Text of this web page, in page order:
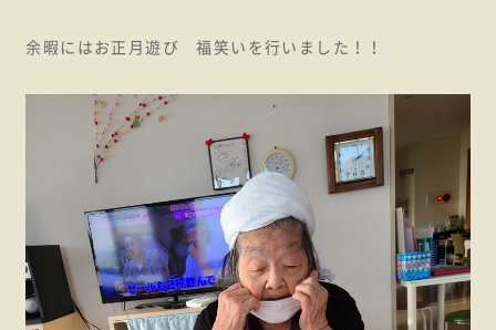
余暇にはお正月遊び 福笑いを行いました！！